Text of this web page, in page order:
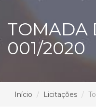
TOMADA
001/2020
Início Licitações